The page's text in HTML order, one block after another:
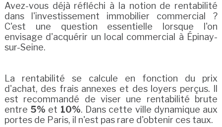
Avez-vous déjà réfléchi à la notion de rentabilité
dans l'investissement immobilier commercial ?
C'est une question essentielle lorsque l'on
envisage d'acquérir un local commercial à Épinay-
sur-Seine.
La rentabilité se calcule en fonction du prix
d'achat, des frais annexes et des loyers perçus. Il
est recommandé de viser une rentabilité brute
entre 5% et 10%. Dans cette ville dynamique aux
portes de Paris, il n'est pas rare d'obtenir ces taux.